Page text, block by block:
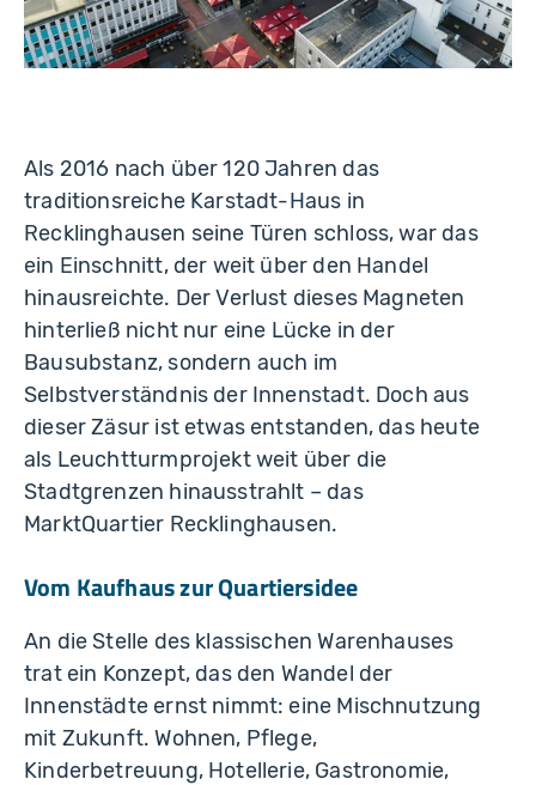
Als 2016 nach über 120 Jahren das
traditionsreiche Karstadt-Haus in
Recklinghausen seine Türen schloss, war das
ein Einschnitt, der weit über den Handel
hinausreichte. Der Verlust dieses Magneten
hinterließ nicht nur eine Lücke in der
Bausubstanz, sondern auch im
Selbstverständnis der Innenstadt. Doch aus
dieser Zäsur ist etwas entstanden, das heute
als Leuchtturmprojekt weit über die
Stadtgrenzen hinausstrahlt – das
MarktQuartier Recklinghausen.
Vom Kaufhaus zur Quartiersidee
An die Stelle des klassischen Warenhauses
trat ein Konzept, das den Wandel der
Innenstädte ernst nimmt: eine Mischnutzung
mit Zukunft. Wohnen, Pflege,
Kinderbetreuung, Hotellerie, Gastronomie,